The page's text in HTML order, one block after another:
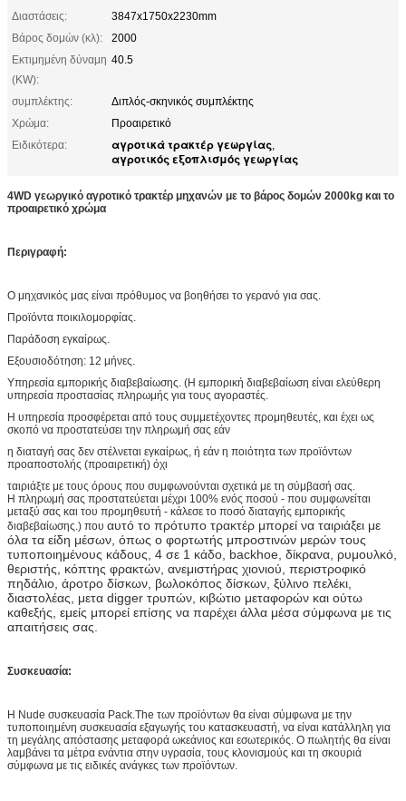
Διαστάσεις:
3847x1750x2230mm
Βάρος δομών (κλ):
2000
Εκτιμημένη δύναμη
(KW):
40.5
συμπλέκτης:
Διπλός-σκηνικός συμπλέκτης
Χρώμα:
Προαιρετικό
Ειδικότερα:
αγροτικά τρακτέρ γεωργίας,
αγροτικός εξοπλισμός γεωργίας
4WD γεωργικό αγροτικό τρακτέρ μηχανών με το βάρος δομών 2000kg και το
προαιρετικό χρώμα
Περιγραφή:
Ο μηχανικός μας είναι πρόθυμος να βοηθήσει το γερανό για σας.
Προϊόντα ποικιλομορφίας.
Παράδοση εγκαίρως.
Εξουσιοδότηση: 12 μήνες.
Υπηρεσία εμπορικής διαβεβαίωσης. (Η εμπορική διαβεβαίωση είναι ελεύθερη
υπηρεσία προστασίας πληρωμής για τους αγοραστές.
Η υπηρεσία προσφέρεται από τους συμμετέχοντες προμηθευτές, και έχει ως
σκοπό να προστατεύσει την πληρωμή σας εάν
η διαταγή σας δεν στέλνεται εγκαίρως, ή εάν η ποιότητα των προϊόντων
προαποστολής (προαιρετική) όχι
ταιριάξτε με τους όρους που συμφωνούνται σχετικά με τη σύμβασή σας.
Η πληρωμή σας προστατεύεται μέχρι 100% ενός ποσού - που συμφωνείται
μεταξύ σας και του προμηθευτή - κάλεσε το ποσό διαταγής εμπορικής
διαβεβαίωσης.) που αυτό το πρότυπο τρακτέρ μπορεί να ταιριάξει με
όλα τα είδη μέσων, όπως ο φορτωτής μπροστινών μερών τους
τυποποιημένους κάδους, 4 σε 1 κάδο, backhoe, δίκρανα, ρυμουλκό,
θεριστής, κόπτης φρακτών, ανεμιστήρας χιονιού, περιστροφικό
πηδάλιο, άροτρο δίσκων, βωλοκόπος δίσκων, ξύλινο πελέκι,
διαστολέας, μετα digger τρυπών, κιβώτιο μεταφορών και ούτω
καθεξής, εμείς μπορεί επίσης να παρέχει άλλα μέσα σύμφωνα με τις
απαιτήσεις σας.
Συσκευασία:
Η Nude συσκευασία Pack.The των προϊόντων θα είναι σύμφωνα με την
τυποποιημένη συσκευασία εξαγωγής του κατασκευαστή, να είναι κατάλληλη για
τη μεγάλης απόστασης μεταφορά ωκεάνιος και εσωτερικός. Ο πωλητής θα είναι
λαμβάνει τα μέτρα ενάντια στην υγρασία, τους κλονισμούς και τη σκουριά
σύμφωνα με τις ειδικές ανάγκες των προϊόντων.